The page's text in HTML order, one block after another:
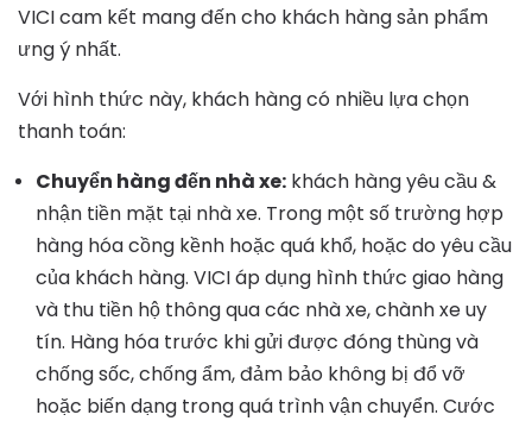
VICI cam kết mang đến cho khách hàng sản phẩm
ưng ý nhất.
Với hình thức này, khách hàng có nhiều lựa chọn
thanh toán:
Chuyển hàng đến nhà xe: khách hàng yêu cầu &
nhận tiền mặt tại nhà xe. Trong một số trường hợp
hàng hóa cồng kềnh hoặc quá khổ, hoặc do yêu cầu
của khách hàng. VICI áp dụng hình thức giao hàng
và thu tiền hộ thông qua các nhà xe, chành xe uy
tín. Hàng hóa trước khi gửi được đóng thùng và
chống sốc, chống ẩm, đảm bảo không bị đổ vỡ
hoặc biến dạng trong quá trình vận chuyển. Cước